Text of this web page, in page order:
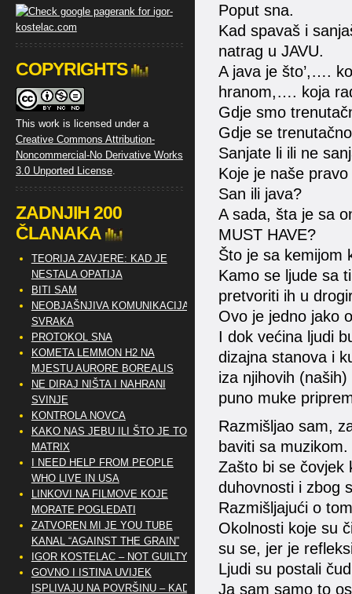
Poput sna.
Kad spavaš i
natrag u JAVU.
A java je što’,….
hranom,…. koja
Gdje smo
Gdje se
Sanjate li ili ne
Koje je naše
San ili java?
A sada, šta je sa
MUST HAVE?
Što je sa kemijom
Kamo se ljude sa
pretvoriti ih u
Ovo je jedno jako
I dok većina ljudi
dizajna stanova i
iza njihovih
puno muke
Razmišljao sam,
baviti sa muzikom.
Zašto bi se čovjek
duhovnosti i zbog
Razmišljajući o
Okolnosti koje su
su se, jer je
Ljudi su postali
Ja sam samo to
COPYRIGHTS
This work is licensed under a
Creative Commons Attribution-
Noncommercial-No Derivative Works
3.0 Unported License.
ZADNJIH 200
ČLANAKA
TEORIJA ZAVJERE: KAD JE
NESTALA OPATIJA
BITI SAM
NEOBJAŠNJIVA KOMUNIKACIJA
SVRAKA
PROTOKOL SNA
KOMETA LEMMON H2 NA
MJESTU AURORE BOREALIS
NE DIRAJ NIŠTA I NAHRANI
SVINJE
KONTROLA NOVCA
KAKO NAS JEBU ILI ŠTO JE TO
MATRIX
I NEED HELP FROM PEOPLE
WHO LIVE IN USA
LINKOVI NA FILMOVE KOJE
MORATE POGLEDATI
ZATVOREN MI JE YOU TUBE
KANAL “AGAINST THE GRAIN”
IGOR KOSTELAC – NOT GUILTY
GOVNO I ISTINA UVIJEK
ISPLIVAJU NA POVRŠINU – KAD